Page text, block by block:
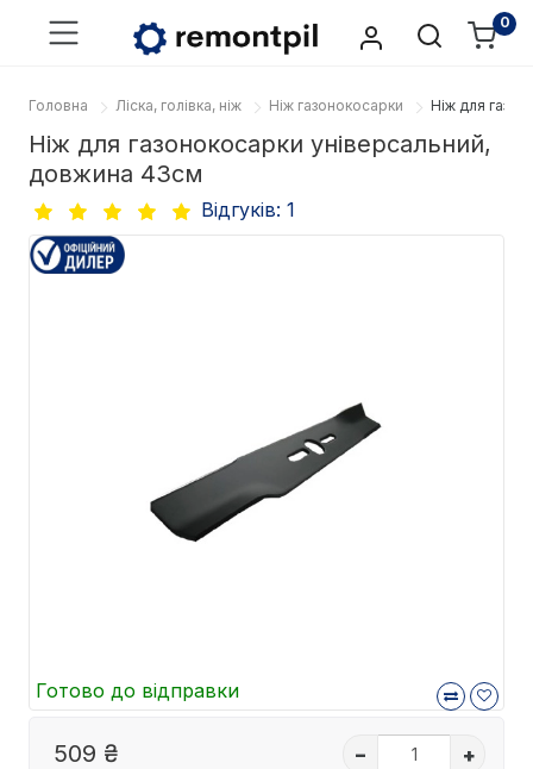
0
Головна Ліска, голівка, ніж Ніж газонокосарки Ніж для
Ніж для газонокосарки універсальний,
довжина 43см
Відгуків: 1
Готово до відправки
509 ₴ – +